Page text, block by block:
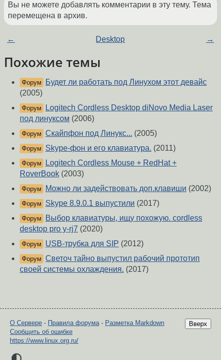
Вы не можете добавлять комментарии в эту тему. Тема
перемещена в архив.
← Desktop →
Похожие темы
Форум
Будет ли работать под Линухом этот девайс
(2005)
Форум
Logitech Cordless Desktop diNovo Media Laser
под линуксом (2006)
Форум Скайпфон под Линукс... (2005)
Форум Skype-фон и его клавиатура. (2011)
Форум
Logitech Cordless Mouse + RedHat +
RoverBook (2003)
Форум Можно ли задействовать доп.клавиши (2002)
Форум Skype 8.9.0.1 выпустили (2017)
Форум
Выбор клавиатуры, ищу похожую. cordless
desktop pro y-rj7 (2020)
Форум USB-трубка для SIP (2012)
Форум Светоч тайно выпустил рабочий прототип
своей системы охлаждения. (2017)
Вверх
О Сервере - Правила форума- Разметка Markdown
Сообщить об ошибке
https://www.linux.org.ru/